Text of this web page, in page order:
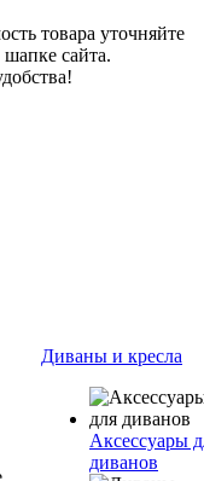
товара уточняйте
сайта.
Диваны и кресла
Аксессуары
диванов